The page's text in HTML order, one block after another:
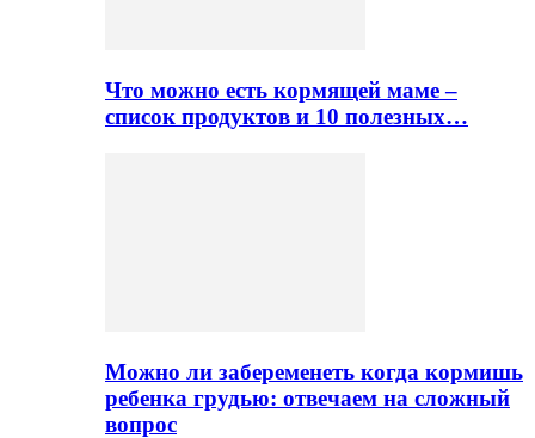
Что можно есть кормящей маме –
список продуктов и 10 полезных…
Можно ли забеременеть когда кормишь
ребенка грудью: отвечаем на сложный
вопрос